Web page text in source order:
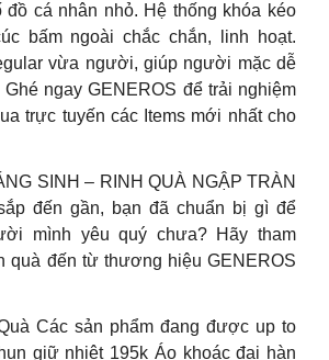
đồ cá nhân nhỏ. Hệ thống khóa kéo
bấm ngoài chắc chắn, linh hoạt.
vừa người, giúp người mặc dễ
ngay GENEROS để trải nghiệm
trực tuyến các Items mới nhất cho
SINH – RINH QUÀ NGẬP TRÀN
đến gần, bạn đã chuẩn bị gì để
mình yêu quý chưa? Hãy tham
quà đến từ thương hiệu GENEROS
Các sản phẩm đang được up to
giữ nhiệt 195k Áo khoác đại hàn